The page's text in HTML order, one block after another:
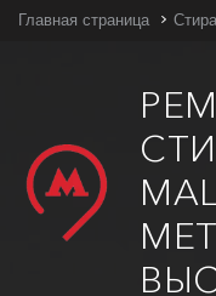
Главная страница